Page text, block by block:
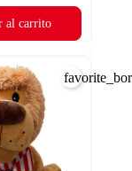
al carrito